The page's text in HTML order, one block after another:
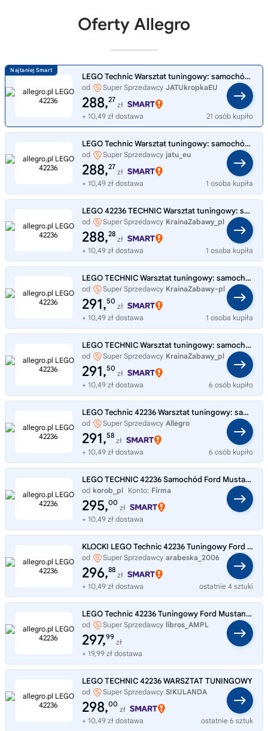
Oferty Allegro
LEGO Technic Warsztat tuningowy: samochód Ford Mustang GT 42236
od Super Sprzedawcy JATUkropkaEU
288,27
zł
+ 10,49 zł dostawa
21 osób kupiło
LEGO Technic Warsztat tuningowy: samochód Ford Mustang GT 42236
od Super Sprzedawcy jatu_eu
288,27
zł
+ 10,49 zł dostawa
1 osoba kupiła
LEGO 42236 TECHNIC Warsztat tuningowy: samochód Ford Mustang GT
od Super Sprzedawcy KrainaZabawy_pl
288,28
zł
+ 10,49 zł dostawa
1 osoba kupiła
LEGO TECHNIC Warsztat tuningowy: samochód Ford Mustang GT 42236
od Super Sprzedawcy KrainaZabawy-pl
291,50
zł
+ 10,49 zł dostawa
1 osoba kupiła
LEGO TECHNIC Warsztat tuningowy: samochód Ford Mustang GT 42236
od Super Sprzedawcy KrainaZabawy_pl
291,50
zł
+ 10,49 zł dostawa
6 osób kupiło
LEGO Technic 42236 Warsztat tuningowy: samochód Ford Mustang GT
od Super Sprzedawcy Allegro
291,58
zł
+ 10,49 zł dostawa
6 osób kupiło
LEGO TECHNIC 42236 Samochód Ford Mustang GT, zestaw klocków 10+
od korob_pl Konto: Firma
295,00
zł
+ 10,49 zł dostawa
KLOCKI LEGO Technic 42236 Tuningowy Ford Mustang GT
od Super Sprzedawcy arabeska_2006
296,88
zł
+ 10,49 zł dostawa
ostatnie 4 sztuki
LEGO Technic 42236 Tuningowy Ford Mustang GT Tuning Samochód Auto LEGO
od Super Sprzedawcy libros_AMPL
297,99
zł
+ 19,99 zł dostawa
LEGO TECHNIC 42236 WARSZTAT TUNINGOWY
od Super Sprzedawcy SIKULANDA
298,00
zł
+ 10,49 zł dostawa
ostatnie 6 sztuk